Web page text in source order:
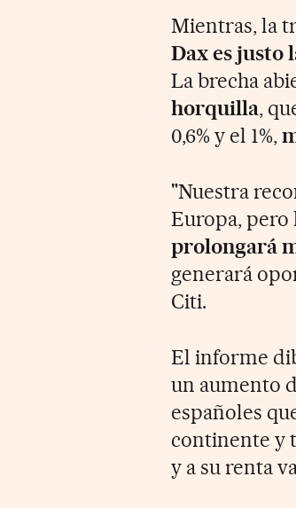
Mientras, la
Dax es justo
La brecha
horquilla,
0,6% y el 1%,
"Nuestra
Europa, pero
prolongará
generará
Citi.
El informe
un aumento
españoles
continente y
y a su renta